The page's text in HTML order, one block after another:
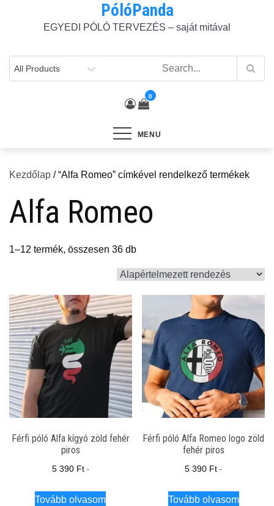
PólóPanda
EGYEDI PÓLÓ TERVEZÉS – saját mitával
0
MENU
Kezdőlap / “Alfa Romeo” címkével rendelkező termékek
Alfa Romeo
1–12 termék, összesen 36 db
Férfi póló Alfa kígyó zöld fehér
piros
5 390 Ft -
Tovább olvasom
Férfi póló Alfa Romeo logo zöld
fehér piros
5 390 Ft -
Tovább olvasom